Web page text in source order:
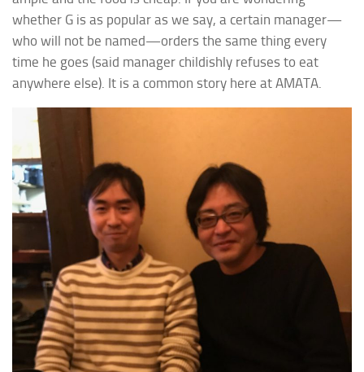
whether G is as popular as we say, a certain manager—
who will not be named—orders the same thing every
time he goes (said manager childishly refuses to eat
anywhere else). It is a common story here at AMATA.